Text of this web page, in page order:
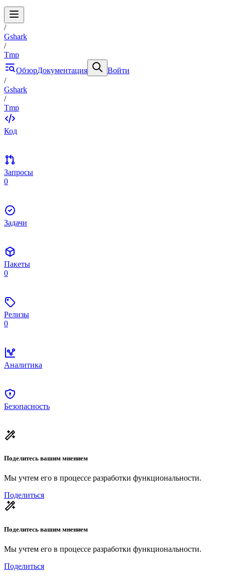
/
Gshark
/
Tmp
ОбзорДокументация
Войти
/
Gshark
/
Tmp
Код
Запросы
0
Задачи
Пакеты
0
Релизы
0
Аналитика
Безопасность
Поделитесь вашим мнением
Мы учтем его в процессе разработки функциональности.
Поделиться
Поделитесь вашим мнением
Мы учтем его в процессе разработки функциональности.
Поделиться